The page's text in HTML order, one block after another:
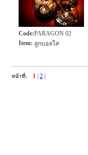
Code:PARAGON 02
Item: ลูกบอลใส
หน้าที่: 1 2